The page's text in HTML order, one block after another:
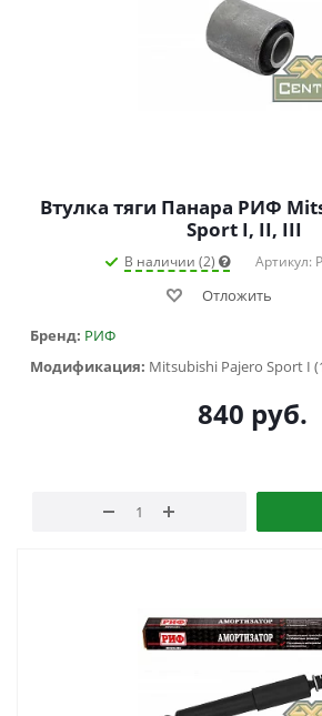
Втулка тяги Панара РИФ
Sport I, II, III
В наличии (2) Артикул:
Отложить
Бренд: РИФ
Модификация:
840 руб.